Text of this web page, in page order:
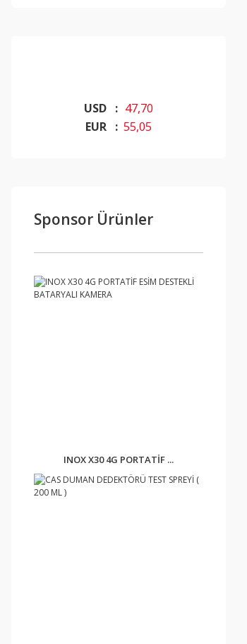
USD : 47,70
EUR : 55,05
Sponsor Ürünler
INOX X30 4G PORTATİF ...